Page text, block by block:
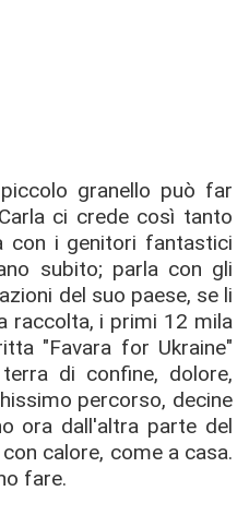
granello può far
ci crede così tanto
con i genitori fantastici
subito; parla con gli
del suo paese, se li
raccolta, i primi 12 mila
"Favara for Ukraine"
di confine, dolore,
percorso, decine
ora dall'altra parte del
calore, come a casa.
fare.